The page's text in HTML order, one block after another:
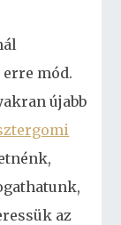
mód.
újabb
az